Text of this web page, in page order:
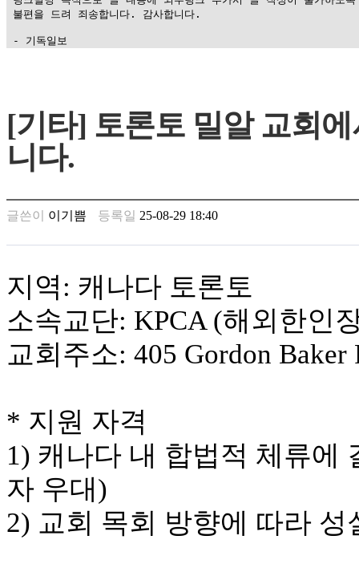
불편을 드려 죄송합니다. 감사합니다.
- 기독일보
남
찾
기
은
링
크
주
minky
합
체
출
마
브
약
국
소
야
[기타] 토론토 밀알 교회
니다.
글쓴이 이기쁨 등록일 25-08-29 18:40
지역: 캐나다 토론토
소속교단: KPCA (해외한인
교회주소: 405 Gordon Baker
* 지원 자격
1) 캐나다 내 합법적 체류에
자 우대)
2) 교회 목회 방향에 따라